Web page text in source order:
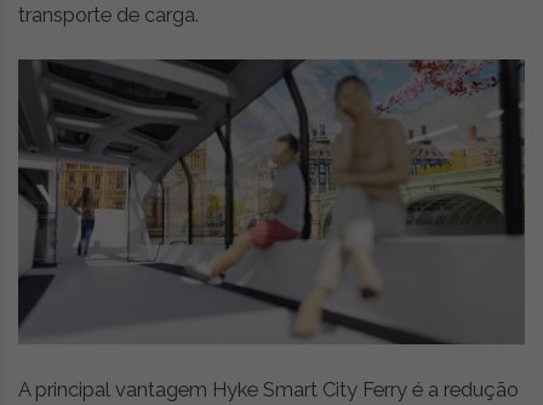
transporte de carga.
A principal vantagem Hyke Smart City Ferry é a redução